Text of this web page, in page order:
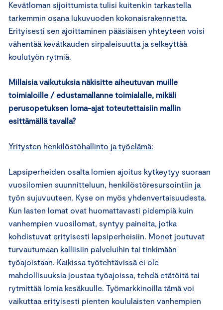
Kevätloman sijoittumista tulisi kuitenkin tarkastella
tarkemmin osana lukuvuoden kokonaisrakennetta.
Erityisesti sen ajoittaminen pääsiäisen yhteyteen voisi
vähentää kevätkauden sirpaleisuutta ja selkeyttää
koulutyön rytmiä.
Millaisia vaikutuksia näkisitte aiheutuvan muille
toimialoille / edustamallanne toimialalle, mikäli
perusopetuksen loma-ajat toteutettaisiin mallin
esittämällä tavalla?
Yritysten henkilöstöhallinto ja työelämä:
Lapsiperheiden osalta lomien ajoitus kytkeytyy suoraan
vuosilomien suunnitteluun, henkilöstöresursointiin ja
työn sujuvuuteen. Kyse on myös yhdenvertaisuudesta.
Kun lasten lomat ovat huomattavasti pidempiä kuin
vanhempien vuosilomat, syntyy paineita, jotka
kohdistuvat erityisesti lapsiperheisiin. Monet joutuvat
turvautumaan kalliisiin palveluihin tai tinkimään
työajoistaan. Kaikissa työtehtävissä ei ole
mahdollisuuksia joustaa työajoissa, tehdä etätöitä tai
rytmittää lomia kesäkuulle. Työmarkkinoilla tämä voi
vaikuttaa erityisesti pienten koululaisten vanhempien